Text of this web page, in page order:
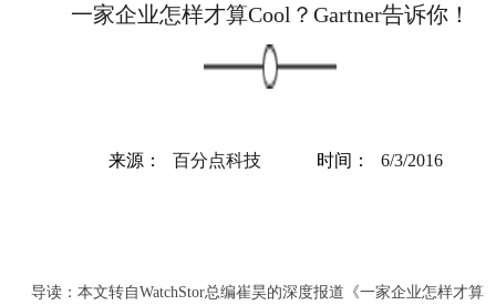
一家企业怎样才算Cool？Gartner告诉你！
来源： 百分点科技 时间： 6/3/2016
导读：本文转自WatchStor总编崔昊的深度报道《一家企业怎样才算